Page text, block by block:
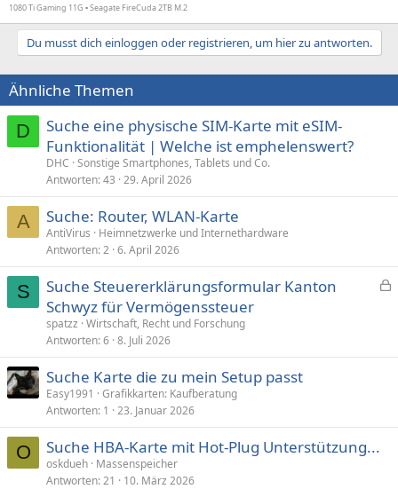
1080 Ti Gaming 11G ▪ Seagate FireCuda 2TB M.2
Du musst dich einloggen oder registrieren, um hier zu antworten.
Ähnliche Themen
D
Suche eine physische SIM-Karte mit eSIM-
Funktionalität | Welche ist emphelenswert?
DHC Sonstige Smartphones, Tablets und Co.
Antworten 43 29. April 2026
A Suche: Router, WLAN-Karte
AntiVirus
Heimnetzwerke und Internethardware
Antworten 2 6. April 2026
S
e
Suche Steuererklärungsformular Kanton
Schwyz für Vermögenssteuer
spatzz Wirtschaft, Recht und Forschung
Antworten 6 8. Juli 2026
Suche Karte die zu mein Setup passt
Easy1991
Grafikkarten: Kaufberatung
Antworten 1 23. Januar 2026
O Suche HBA-Karte mit Hot-Plug Unterstützung...
oskdueh Massenspeicher
Antworten 21 10. März 2026